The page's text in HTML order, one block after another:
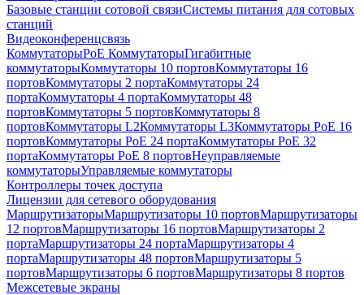
Базовые станции сотовой связиСистемы питания для сотовых
станций
Видеоконференцсвязь
КоммутаторыPoE КоммутаторыГигабитные
коммутаторыКоммутаторы 10 портовКоммутаторы 16
портовКоммутаторы 2 портаКоммутаторы 24
портаКоммутаторы 4 портаКоммутаторы 48
портовКоммутаторы 5 портовКоммутаторы 8
портовКоммутаторы L2Коммутаторы L3Коммутаторы PoE 16
портовКоммутаторы PoE 24 портаКоммутаторы PoE 32
портаКоммутаторы PoE 8 портовНеуправляемые
коммутаторыУправляемые коммутаторы
Контроллеры точек доступа
Лицензии для сетевого оборудования
МаршрутизаторыМаршрутизаторы 10 портовМаршрутизаторы
12 портовМаршрутизаторы 16 портовМаршрутизаторы 2
портаМаршрутизаторы 24 портаМаршрутизаторы 4
портаМаршрутизаторы 48 портовМаршрутизаторы 5
портовМаршрутизаторы 6 портовМаршрутизаторы 8 портов
Межсетевые экраны